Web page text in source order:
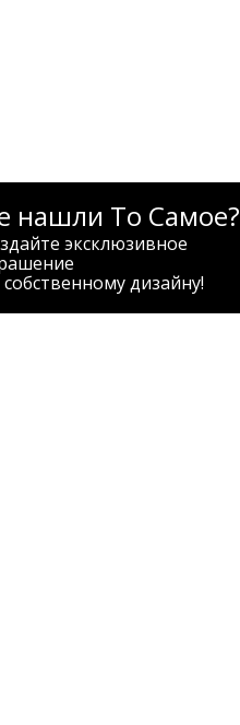
нашли То Самое?
эксклюзивное
дизайну!